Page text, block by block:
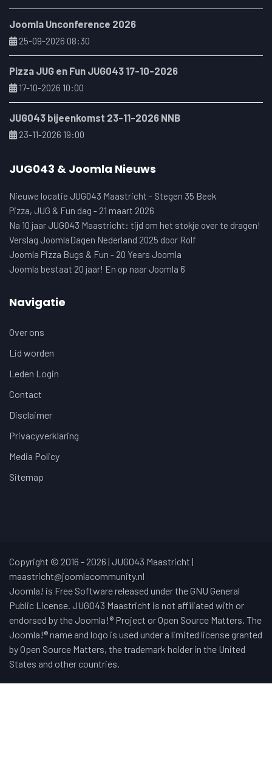
Joomla Unconference 2026
25-09-2026 08:30
Pizza JUG en Fun JUG043 17-10-2026
17-10-2026 10:00
JUG043 bijeenkomst 23-11-2026 NNB
23-11-2026 19:00
JUG043 & Joomla Nieuws
Nieuwe locatie JUG043 Maastricht - Stegen 35 Beek
Pizza, JUG & Fun dag - 21 maart 2026
Na 10 jaar JUG043 Maastricht: tijd om het stokje over te dragen!
Verslag JoomlaDagen Nederland 2025 door Rolf
Joomla Pizza Bugs & Fun - 20 Years Joomla
Joomla bestaat 20 jaar! En op naar Joomla 6
Navigatie
Over ons
Lid worden
Leden Login
Contact
Disclaimer
Privacyverklaring
Media Policy
Sitemap
Copyright © 2016 - 2026 | JUG043 Maastricht |
maastricht@joomlacommunity.nl
Joomla! is Free Software released under the GNU General
Public License. JUG043 Maastricht is not affiliated with or
endorsed by the Joomla!® Project or Open Source Matters. The
Joomla!® name and logo is used under a limited license granted
by Open Source Matters, the trademark holder in the United
States and other countries.